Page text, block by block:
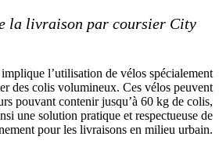
la livraison par coursier City
l’utilisation de vélos spécialement
des colis volumineux. Ces vélos peuvent
pouvant contenir jusqu’à 60 kg de colis,
une solution pratique et respectueuse de
pour les livraisons en milieu urbain.